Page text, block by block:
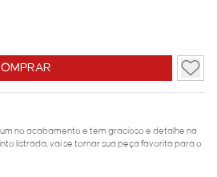
no acabamento e tem gracioso e detalhe na
listrada, vai se tornar sua peça favorita para o